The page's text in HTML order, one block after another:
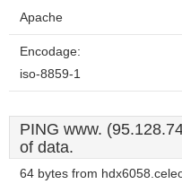
Apache
Encodage:
iso-8859-1
PING www.
of data.
64 bytes from